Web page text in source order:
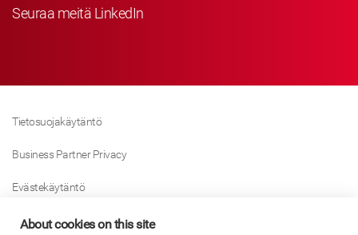
Seuraa meitä LinkedIn
Tietosuojakäytäntö
Business Partner Privacy
Evästekäytäntö
Modern Slavery Act Policy
About cookies on this site